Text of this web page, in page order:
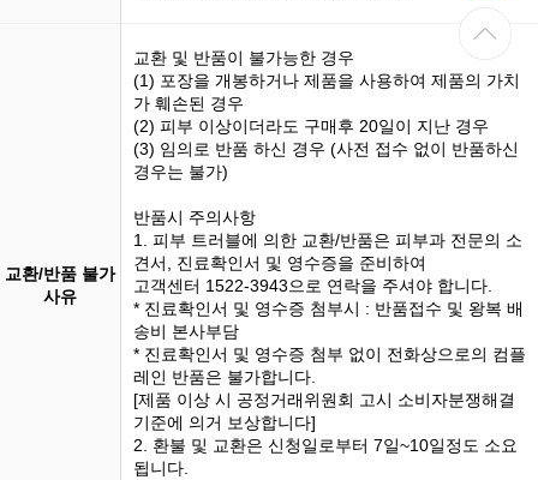
교환/반품 불가
사유
교환 및 반품이 불가능한 경우
(1) 포장을 개봉하거나 제품을 사용하여 제품의 가치
가 훼손된 경우
(2) 피부 이상이더라도 구매후 20일이 지난 경우
(3) 임의로 반품 하신 경우 (사전 접수 없이 반품하신
경우는 불가)
반품시 주의사항
1. 피부 트러블에 의한 교환/반품은 피부과 전문의 소
견서, 진료확인서 및 영수증을 준비하여
고객센터 1522-3943으로 연락을 주셔야 합니다.
* 진료확인서 및 영수증 첨부시 : 반품접수 및 왕복 배
송비 본사부담
* 진료확인서 및 영수증 첨부 없이 전화상으로의 컴플
레인 반품은 불가합니다.
[제품 이상 시 공정거래위원회 고시 소비자분쟁해결
기준에 의거 보상합니다]
2. 환불 및 교환은 신청일로부터 7일~10일정도 소요
됩니다.